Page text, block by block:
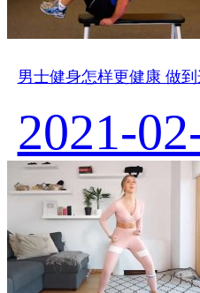
男士健身怎样更健康 做
2021-